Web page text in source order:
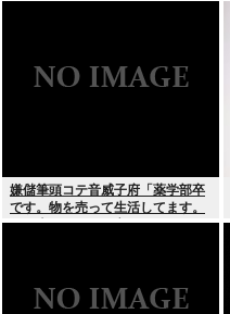
嫌儲筆頭コテ音威子府「薬学部卒
です。物を売って生活してます。
何を売ってるかは言えません」